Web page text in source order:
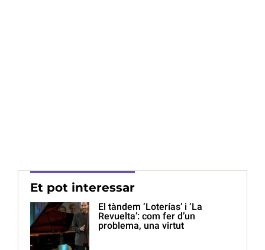
Et pot interessar
El tàndem ‘Loterías’ i ‘La
Revuelta’: com fer d’un
problema, una virtut